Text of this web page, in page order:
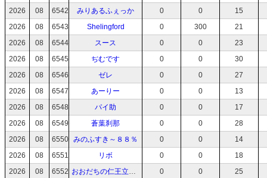
2026
08 6542 みりあるふぇっか 0 0
15
2026
08 6543 Shelingford 0 300
21
2026
08 6544 スース 0 0
23
2026
08 6545 ぢむです 0 0
30
2026
08 6546 ゼレ 0 0
27
2026
08 6547 あーりー 0 0
13
2026
08 6548 パイ助 0 0
17
2026
08 6549 蒼葉刹那 0 0
28
2026
08 6550 みのふすき～８８％ 0 0
14
2026
08 6551 リボ 0 0
18
2026
08 6552 おおだちの仁王立ちch 0 0
25